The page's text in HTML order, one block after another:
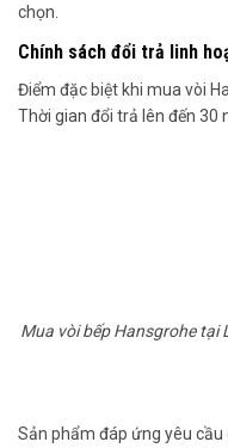
chọn.
Chính sách đổi trả linh
Điểm đặc biệt khi mua vòi
Thời gian đổi trả lên đến 30
Mua vòi bếp Hansgrohe tại
Sản phẩm đáp ứng yêu